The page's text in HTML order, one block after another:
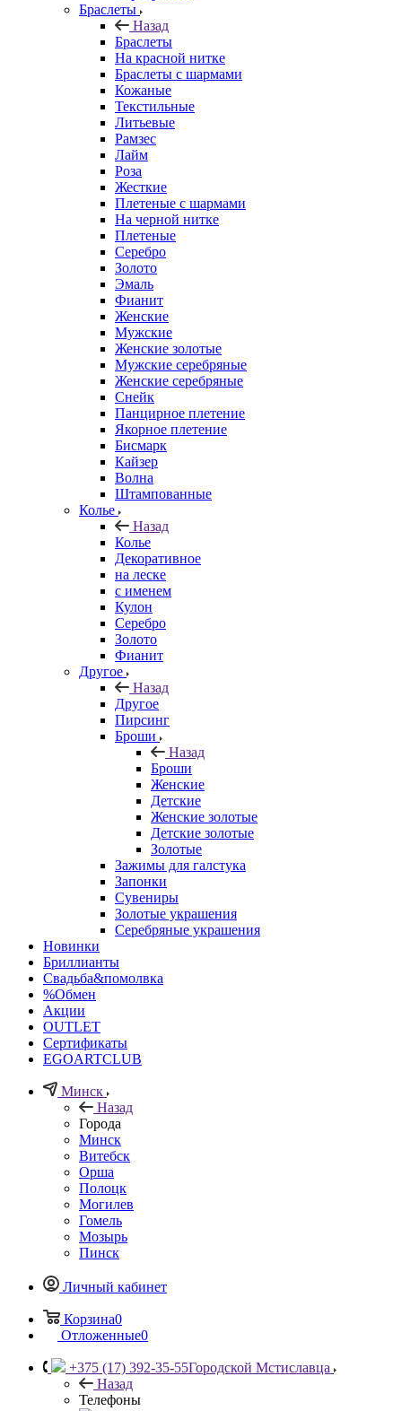
Браслеты
Назад
Браслеты
На красной нитке
Браслеты с шармами
Кожаные
Текстильные
Литьевые
Рамзес
Лайм
Роза
Жесткие
Плетеные с шармами
На черной нитке
Плетеные
Серебро
Золото
Эмаль
Фианит
Женские
Мужские
Женские золотые
Мужские серебряные
Женские серебряные
Снейк
Панцирное плетение
Якорное плетение
Бисмарк
Кайзер
Волна
Штампованные
Колье
Назад
Колье
Декоративное
на леске
с именем
Кулон
Серебро
Золото
Фианит
Другое
Назад
Другое
Пирсинг
Броши
Назад
Броши
Женские
Детские
Женские золотые
Детские золотые
Золотые
Зажимы для галстука
Запонки
Сувениры
Золотые украшения
Серебряные украшения
Новинки
Бриллианты
Свадьба&помолвка
%Обмен
Акции
OUTLET
Сертификаты
EGOARTCLUB
Минск
Назад
Города
Минск
Витебск
Орша
Полоцк
Могилев
Гомель
Мозырь
Пинск
Личный кабинет
Корзина0
Отложенные0
+375 (17) 392-35-55Городской Мстиславца
Назад
Телефоны